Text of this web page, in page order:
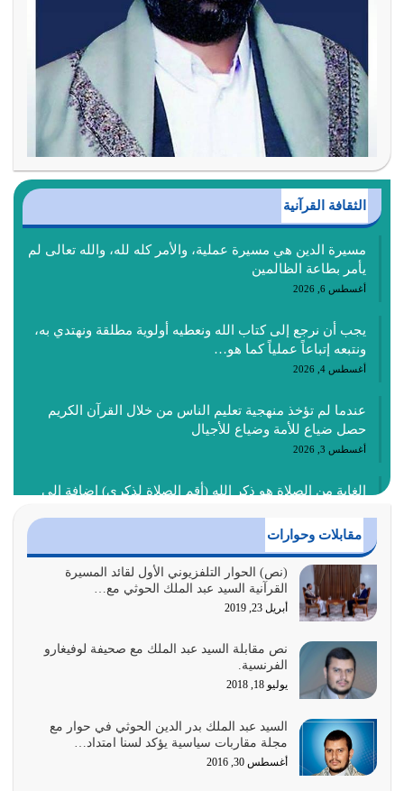
الثقافة القرآنية
مسيرة الدين هي مسيرة عملية، والأمر كله لله، والله تعالى لم
يأمر بطاعة الظالمين
أغسطس 6, 2026
يجب أن نرجع إلى كتاب الله ونعطيه أولوية مطلقة ونهتدي به،
ونتبعه إتباعاً عملياً كما هو…
أغسطس 4, 2026
عندما لم تؤخذ منهجية تعليم الناس من خلال القرآن الكريم
حصل ضياع للأمة وضياع للأجيال
أغسطس 3, 2026
الغاية من الصلاة هو ذكر الله (أقم الصلاة لذكري) إضافة إلى
أغسطس 2, 2026
السبب الرئيسي لشقاء الأمة الابتعاد عن كتاب الله والتعدي
لحدود الله بالإضافات للدين
أغسطس 1, 2026
أبرز أسباب الشقاء هو الإعراض عن ذكر الله وعن هدى الله
المتمثل في القرآن الكريم
يوليو 31, 2026
أولياء الشيطان كلما كانوا أكثر ولاءً وطاعة للشيطان كلما كانوا
أكثر ضعفاً
يوليو 30, 2026
مقابلات وحوارات
(نص) الحوار التلفزيوني الأول لقائد المسيرة
القرآنية السيد عبد الملك الحوثي مع…
أبريل 23, 2019
نص مقابلة السيد عبد الملك مع صحيفة لوفيغارو
الفرنسية.
يوليو 18, 2018
السيد عبد الملك بدر الدين الحوثي في حوار مع
مجلة مقاربات سياسية يؤكد لسنا امتداد…
أغسطس 30, 2016